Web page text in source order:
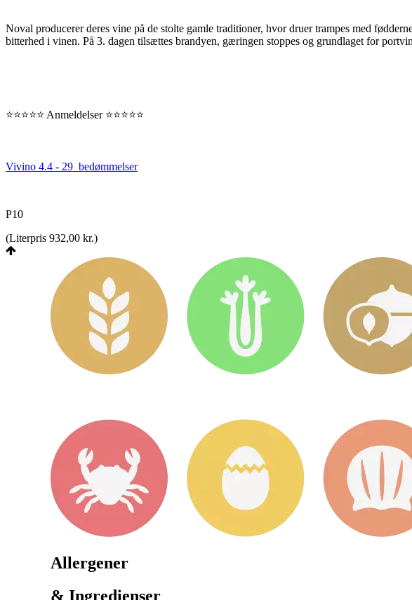
Noval producerer deres vine på de stolte gamle traditioner, hvor druer trampes med
bitterhed i vinen. På 3. dagen tilsættes brandyen, gæringen stoppes og grundlaget for
⭐️⭐️⭐️⭐️⭐️ Anmeldelser ⭐️⭐️⭐️⭐️⭐️
Vivino 4.4 - 29 bedømmelser
P10
(Literpris 932,00 kr.)
Allergener
& Ingredienser